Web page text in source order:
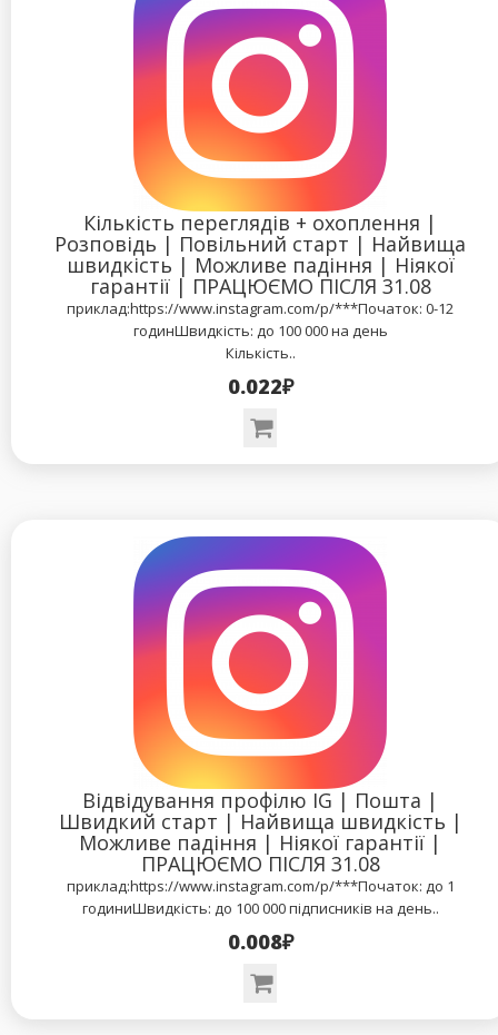
Кількість переглядів + охоплення |
Розповідь | Повільний старт | Найвища
швидкість | Можливе падіння | Ніякої
гарантії | ПРАЦЮЄМО ПІСЛЯ 31.08
приклад:https://www.instagram.com/p/***Початок: 0-12
годинШвидкість: до 100 000 на день
Кількість..
0.022₽
Відвідування профілю IG | Пошта |
Швидкий старт | Найвища швидкість |
Можливе падіння | Ніякої гарантії |
ПРАЦЮЄМО ПІСЛЯ 31.08
приклад:https://www.instagram.com/p/***Початок: до 1
годиниШвидкість: до 100 000 підписників на день..
0.008₽